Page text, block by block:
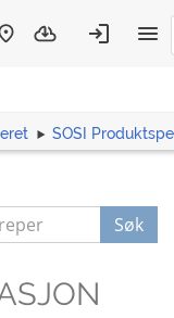
SOSI
Søk